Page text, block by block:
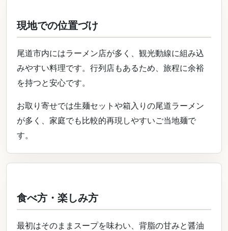
現地での位置づけ
尾道市内にはラーメン店が多く、観光動線に組み込
みやすい料理です。行列店もあるため、旅程に余裕
を持つと安心です。
お取り寄せでは生麺セットや箱入りの尾道ラーメン
が多く、家庭でも比較的再現しやすいご当地麺で
す。
食べ方・楽しみ方
最初はそのままスープを味わい、背脂の甘みと醤油